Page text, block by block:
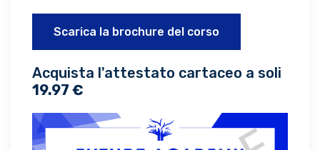
Scarica la brochure del corso
Acquista l'attestato cartaceo a soli
19.97 €